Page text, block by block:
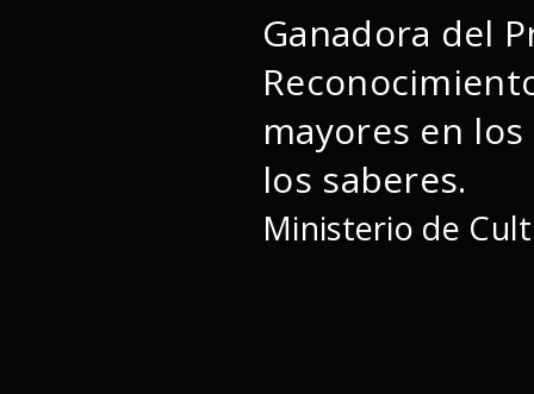
Ganadora del
mayores en
los saberes.
Ministerio de